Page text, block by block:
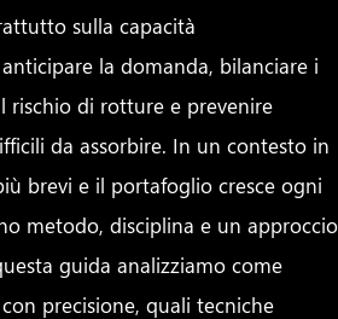
sulla capacità
la domanda, bilanciare i
rischio di rotture e prevenire
da assorbire. In un contesto in
brevi e il portafoglio cresce ogni
metodo, disciplina e un approccio
guida analizziamo come
precisione, quali tecniche